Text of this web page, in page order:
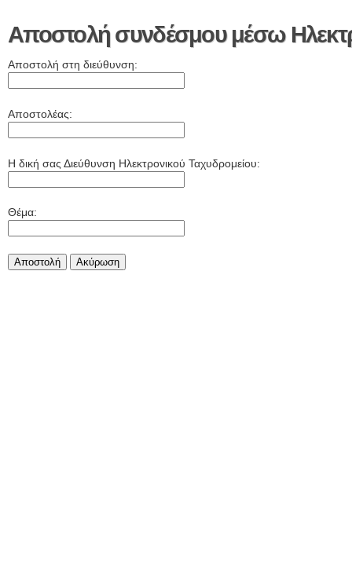
Αποστολή συνδέσμου μέσω
Αποστολή στη διεύθυνση:
Αποστολέας:
Η δική σας Διεύθυνση Ηλεκτρονικού Ταχυδρομείου:
Θέμα:
Αποστολή Aκύρωση